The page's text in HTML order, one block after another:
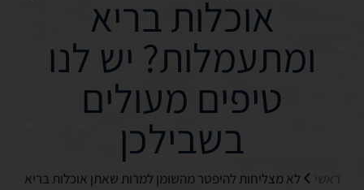
אוכלות בריא
ומתעמלות? יש לנו
טיפים מעולים
בשבילכן
ראשי לא מצליחות להיפטר מהשומן למרות שאתן אוכלות בריא